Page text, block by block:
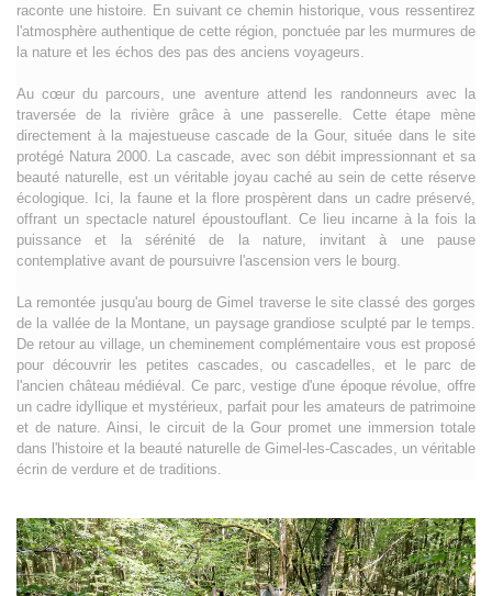
raconte une histoire. En suivant ce chemin historique, vous ressentirez
l'atmosphère authentique de cette région, ponctuée par les murmures de
la nature et les échos des pas des anciens voyageurs.
Au cœur du parcours, une aventure attend les randonneurs avec la
traversée de la rivière grâce à une passerelle. Cette étape mène
directement à la majestueuse cascade de la Gour, située dans le site
protégé Natura 2000. La cascade, avec son débit impressionnant et sa
beauté naturelle, est un véritable joyau caché au sein de cette réserve
écologique. Ici, la faune et la flore prospèrent dans un cadre préservé,
offrant un spectacle naturel époustouflant. Ce lieu incarne à la fois la
puissance et la sérénité de la nature, invitant à une pause
contemplative avant de poursuivre l'ascension vers le bourg.
La remontée jusqu'au bourg de Gimel traverse le site classé des gorges
de la vallée de la Montane, un paysage grandiose sculpté par le temps.
De retour au village, un cheminement complémentaire vous est proposé
pour découvrir les petites cascades, ou cascadelles, et le parc de
l'ancien château médiéval. Ce parc, vestige d'une époque révolue, offre
un cadre idyllique et mystérieux, parfait pour les amateurs de patrimoine
et de nature. Ainsi, le circuit de la Gour promet une immersion totale
dans l'histoire et la beauté naturelle de Gimel-les-Cascades, un véritable
écrin de verdure et de traditions.